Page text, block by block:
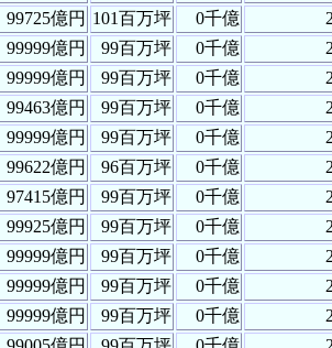
99725億円 101百万坪 0千億
99999億円 99百万坪 0千億
99999億円 99百万坪 0千億
99463億円 99百万坪 0千億
99999億円 99百万坪 0千億
99622億円 96百万坪 0千億
97415億円 99百万坪 0千億
99925億円 99百万坪 0千億
99999億円 99百万坪 0千億
99999億円 99百万坪 0千億
99999億円 99百万坪 0千億